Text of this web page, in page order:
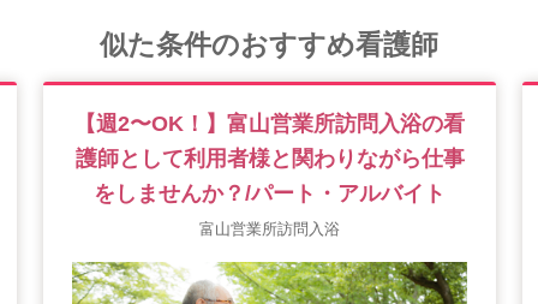
似た条件のおすすめ看護師
【週2〜OK！】富山営業所訪問入浴の看
護師として利用者様と関わりながら仕事
をしませんか？/パート・アルバイト
富山営業所訪問入浴